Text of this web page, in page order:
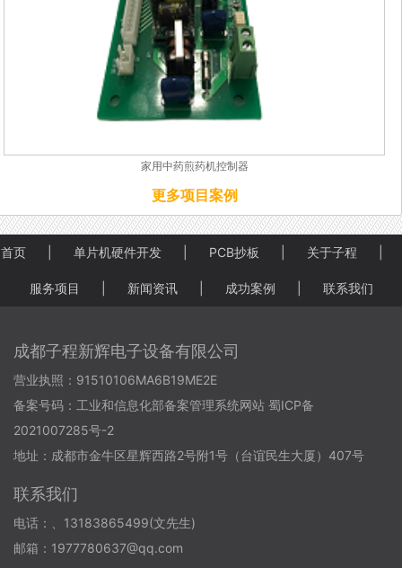
家用中药煎药机控制器
更多项目案例
首页 单片机硬件开发 PCB抄板 关于子程
服务项目 新闻资讯 成功案例 联系我们
成都子程新辉电子设备有限公司
营业执照：91510106MA6B19ME2E
备案号码： 工业和信息化部备案管理系统网站 蜀ICP备
2021007285号-2
地址：成都市金牛区星辉西路2号附1号（台谊民生大厦）407号
联系我们
电话：、13183865499(文先生)
邮箱：1977780637@qq.com